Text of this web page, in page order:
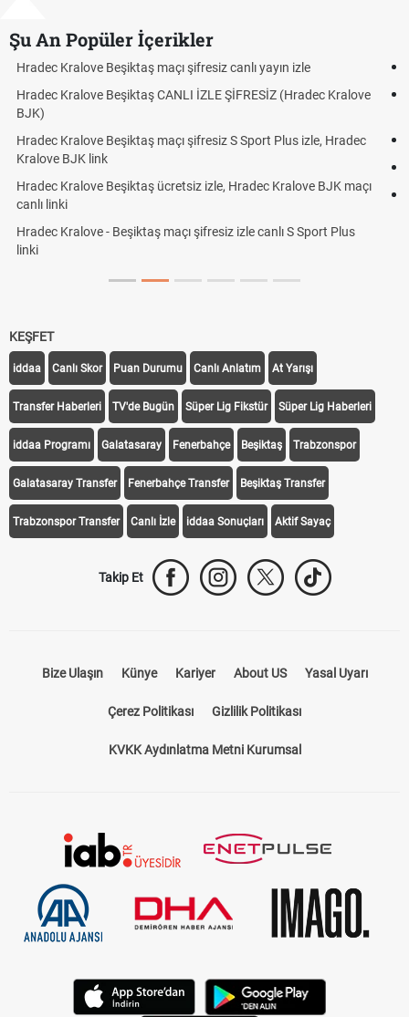
Şu An Popüler İçerikler
Hradec Kralove - Beşiktaş maçı şifresiz izle canlı tv100 linki
Hradec Kralove Beşiktaş maçı şifresiz tv100 izle, Hradec Kralove
BJK link
Trivela Nedir? Trivela Vuruşu Nasıl Yapılır?
Röveşata Nedir? Röveşata Vuruşu Nasıl Yapılır?
Plonjon Nedir? Kalecilikte Plonjon Hareketi Nasıl Yapılır?
Transfer Haberleri TV'de Bugün Süper Lig Fikstür Süper Lig Haberleri
iddaa Programı Galatasaray Fenerbahçe Beşiktaş Trabzonspor
Galatasaray Transfer Fenerbahçe Transfer Beşiktaş Transfer
Trabzonspor Transfer Canlı İzle iddaa Sonuçları Aktif Sayaç
Takip Et